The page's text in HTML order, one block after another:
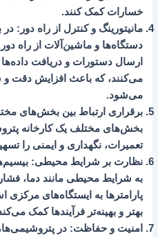
خسارات کمک کنند.
مانیتورینگ و کنترل از راه دور : در
دستگاه‌ها و ماشین‌آلات از راه
ارسال دستورات و دریافت
می‌کنند، که باعث افزایش دقت و
می‌شود.
برقراری ارتباط بین بخش‌های
بخش‌های مختلف یک کارخانه
تعمیرات، نگهداری و ایمنی را
نظارت بر شرایط محیطی:
به شرایط محیطی مانند دما،
پارامترها به ایستگاه‌های مرکزی
بهتر و بهینه‌تر فرآیندها کمک
امنیت و حفاظت: در